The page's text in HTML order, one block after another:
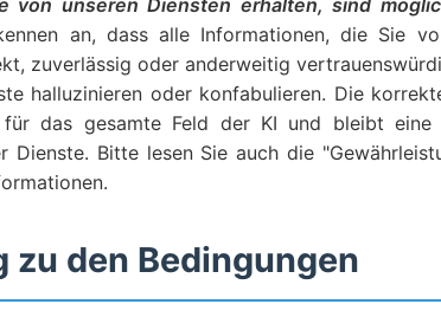
an, dass alle Informationen, die Sie
zuverlässig oder anderweitig
halluzinieren oder konfabulieren. Die
für das gesamte Feld der KI und bleibt
Dienste. Bitte lesen Sie auch die
zu den Bedingungen